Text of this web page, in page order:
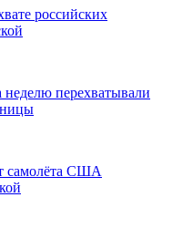
российских
неделю перехватывали
самолёта США